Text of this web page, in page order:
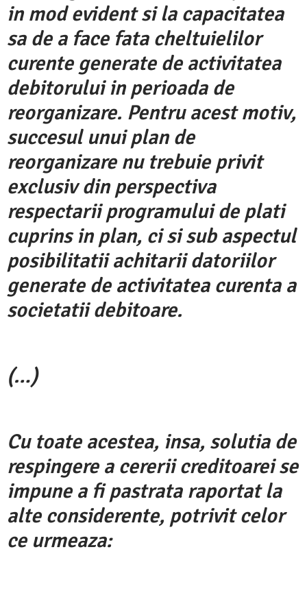
in mod evident si la capacitatea
sa de a face fata cheltuielilor
curente generate de activitatea
debitorului in perioada de
reorganizare. Pentru acest motiv,
succesul unui plan de
reorganizare nu trebuie privit
exclusiv din perspectiva
respectarii programului de plati
cuprins in plan, ci si sub aspectul
posibilitatii achitarii datoriilor
generate de activitatea curenta a
societatii debitoare.
(…)
Cu toate acestea, insa, solutia de
respingere a cererii creditoarei se
impune a fi pastrata raportat la
alte considerente, potrivit celor
ce urmeaza: